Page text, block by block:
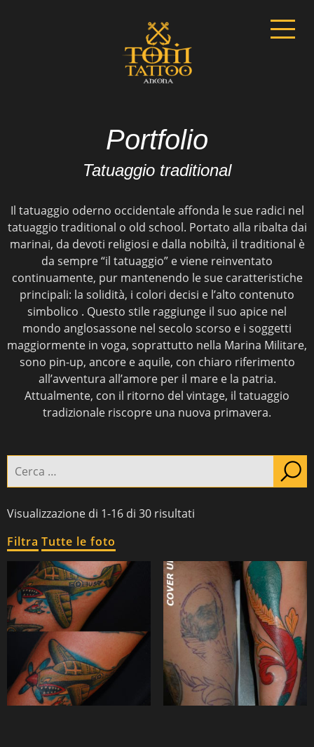
Portfolio
Tatuaggio traditional
Il tatuaggio oderno occidentale affonda le sue radici nel
tatuaggio traditional o old school. Portato alla ribalta dai
marinai, da devoti religiosi e dalla nobiltà, il traditional è
da sempre “il tatuaggio” e viene reinventato
continuamente, pur mantenendo le sue caratteristiche
principali: la solidità, i colori decisi e l’alto contenuto
simbolico . Questo stile raggiunge il suo apice nel
mondo anglosassone nel secolo scorso e i soggetti
maggiormente in voga, soprattutto nella Marina Militare,
sono pin-up, ancore e aquile, con chiaro riferimento
all’avventura all’amore per il mare e la patria.
Attualmente, con il ritorno del vintage, il tatuaggio
tradizionale riscopre una nuova primavera.
Navel
Nipples
Estetico -ricostruttivo
Ornamental
Tatuaggio giapponese
Tatuaggio traditional
Tatuaggio tribale
Parte del corpo
braccia(22) mano (1) pancia(1) petto (1)
schiena(3) spalla(2)
Cerca:
Visualizzazione di 1-16 di 30 risultati
Filtra Tutte le foto